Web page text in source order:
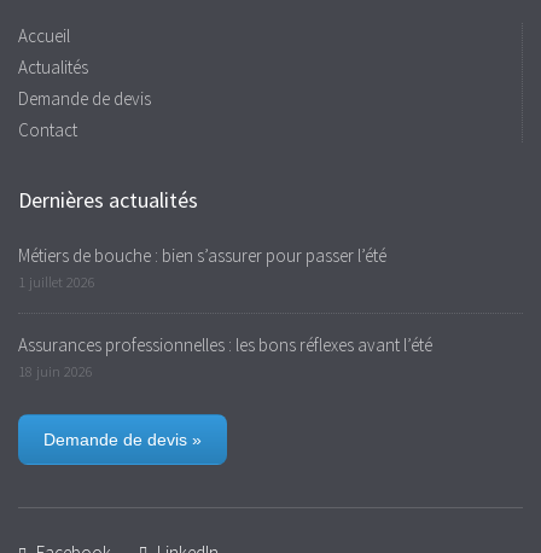
Accueil
Actualités
Demande de devis
Contact
Dernières actualités
Métiers de bouche : bien s’assurer pour passer l’été
1 juillet 2026
Assurances professionnelles : les bons réflexes avant l’été
18 juin 2026
Demande de devis »